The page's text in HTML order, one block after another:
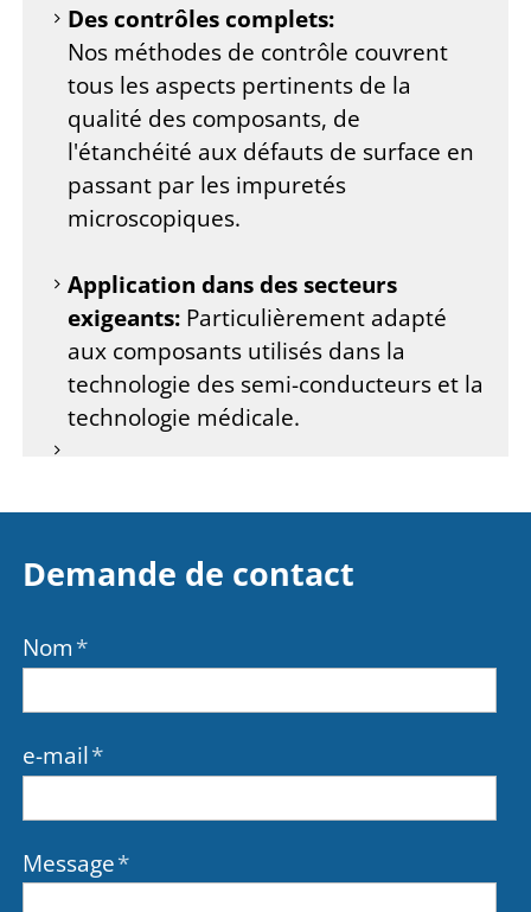
Des contrôles complets:
Nos méthodes de contrôle couvrent
tous les aspects pertinents de la
qualité des composants, de
l'étanchéité aux défauts de surface en
passant par les impuretés
microscopiques.
Application dans des secteurs
exigeants: Particulièrement adapté
aux composants utilisés dans la
technologie des semi-conducteurs et la
technologie médicale.
Demande de contact
Nom*
e-mail*
Message*